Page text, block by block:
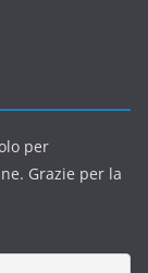
per
Grazie per la